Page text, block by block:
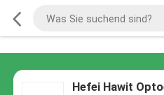
Hefei Hawit